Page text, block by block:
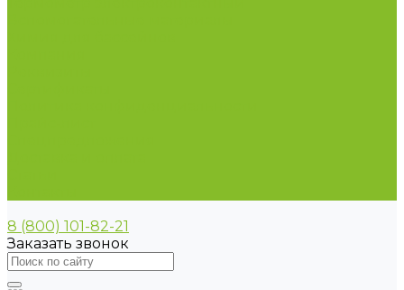
8 (800) 101-82-21
Заказать звонок